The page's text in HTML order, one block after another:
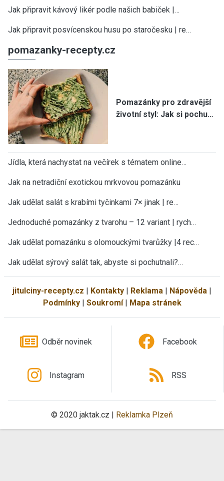
Jak připravit kávový likér podle našich babiček |…
Jak připravit posvícenskou husu po staročesku | re…
pomazanky-recepty.cz
Pomazánky pro zdravější
životní styl: Jak si pochu…
Jídla, která nachystat na večírek s tématem online…
Jak na netradiční exotickou mrkvovou pomazánku
Jak udělat salát s krabími tyčinkami 7× jinak | re…
Jednoduché pomazánky z tvarohu – 12 variant | rych…
Jak udělat pomazánku s olomouckými tvarůžky |4 rec…
Jak udělat sýrový salát tak, abyste si pochutnali?…
jitulciny-recepty.cz | Kontakty | Reklama | Nápověda |
Podmínky| Soukromí| Mapa stránek
Odběr novinek Facebook
Instagram RSS
© 2020 jaktak.cz | Reklamka Plzeň